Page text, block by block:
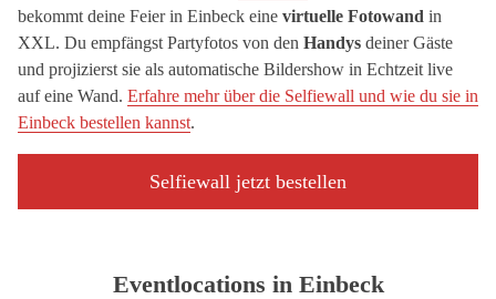
bekommt deine Feier in Einbeck eine virtuelle Fotowand in
XXL. Du empfängst Partyfotos von den Handys deiner Gäste
und projizierst sie als automatische Bildershow in Echtzeit live
auf eine Wand. Erfahre mehr über die Selfiewall und wie du sie in
Einbeck bestellen kannst.
Selfiewall jetzt bestellen
Eventlocations in Einbeck